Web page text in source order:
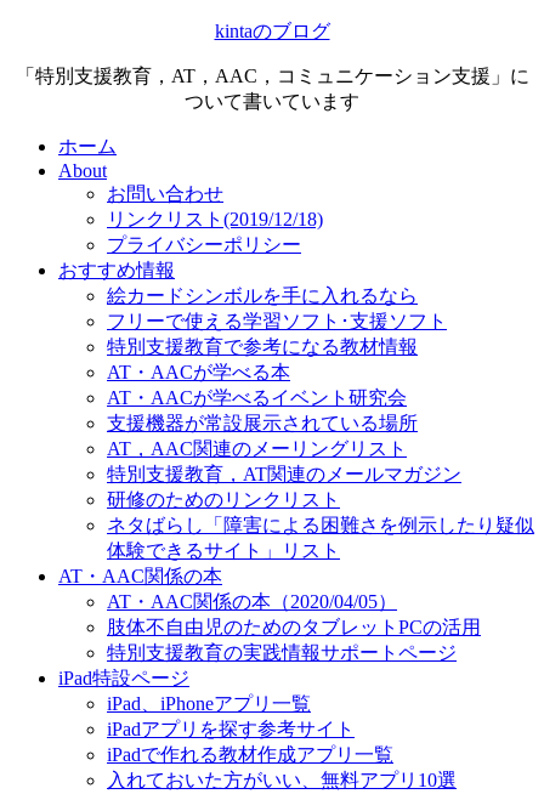
kintaのブログ
「特別支援教育，AT，AAC，コミュニケーション支援」に
ついて書いています
ホーム
About
お問い合わせ
リンクリスト(2019/12/18)
プライバシーポリシー
おすすめ情報
絵カードシンボルを手に入れるなら
フリーで使える学習ソフト･支援ソフト
特別支援教育で参考になる教材情報
AT・AACが学べる本
AT・AACが学べるイベント研究会
支援機器が常設展示されている場所
AT，AAC関連のメーリングリスト
特別支援教育，AT関連のメールマガジン
研修のためのリンクリスト
ネタばらし「障害による困難さを例示したり疑似
体験できるサイト」リスト
AT・AAC関係の本
AT・AAC関係の本（2020/04/05）
肢体不自由児のためのタブレットPCの活用
特別支援教育の実践情報サポートページ
iPad特設ページ
iPad、iPhoneアプリ一覧
iPadアプリを探す参考サイト
iPadで作れる教材作成アプリ一覧
入れておいた方がいい、無料アプリ10選